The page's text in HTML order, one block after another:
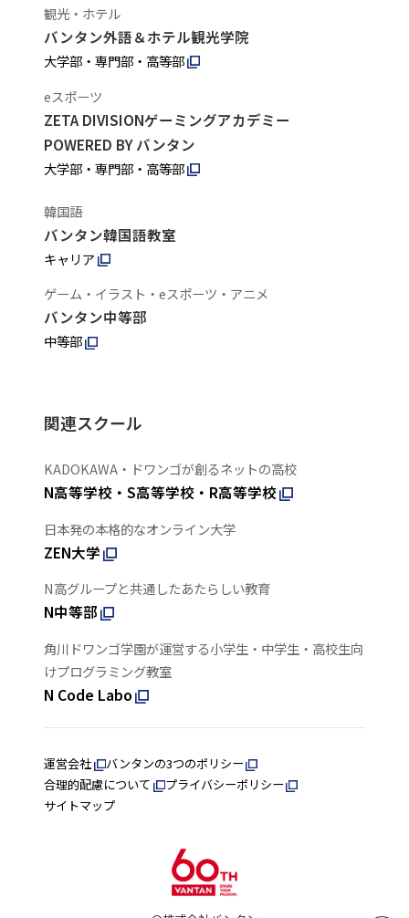
観光・ホテル
バンタン外語＆ホテル観光学院
大学部・専門部・高等部
eスポーツ
ZETA DIVISIONゲーミングアカデミー
POWERED BY バンタン
大学部・専門部・高等部
韓国語
バンタン韓国語教室
キャリア
ゲーム・イラスト・eスポーツ・アニメ
バンタン中等部
中等部
関連スクール
KADOKAWA・ドワンゴが創るネットの高校
N高等学校・S高等学校・R高等学校
日本発の本格的なオンライン大学
ZEN大学
N高グループと共通したあたらしい教育
N中等部
角川ドワンゴ学園が運営する小学生・中学生・高校生向
けプログラミング教室
N Code Labo
運営会社
バンタンの3つのポリシー
合理的配慮について
プライバシーポリシー
サイトマップ